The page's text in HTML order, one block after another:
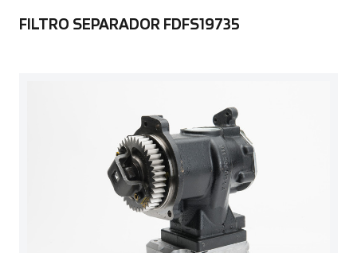
FILTRO SEPARADOR FDFS19735